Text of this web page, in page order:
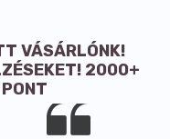
VÁSÁRLÓNK!
2000+